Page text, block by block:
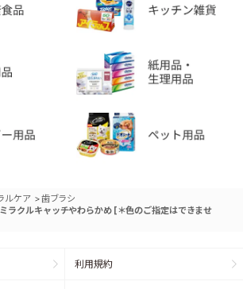
ルケア >歯ブラシ
ラクルキャッチやわらかめ [＊色のご指定はできませ
利用規約